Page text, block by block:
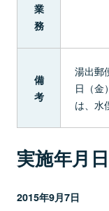
業
務
備
考
湯出郵
日（金
は、水
実施年月日
2015年9月7日